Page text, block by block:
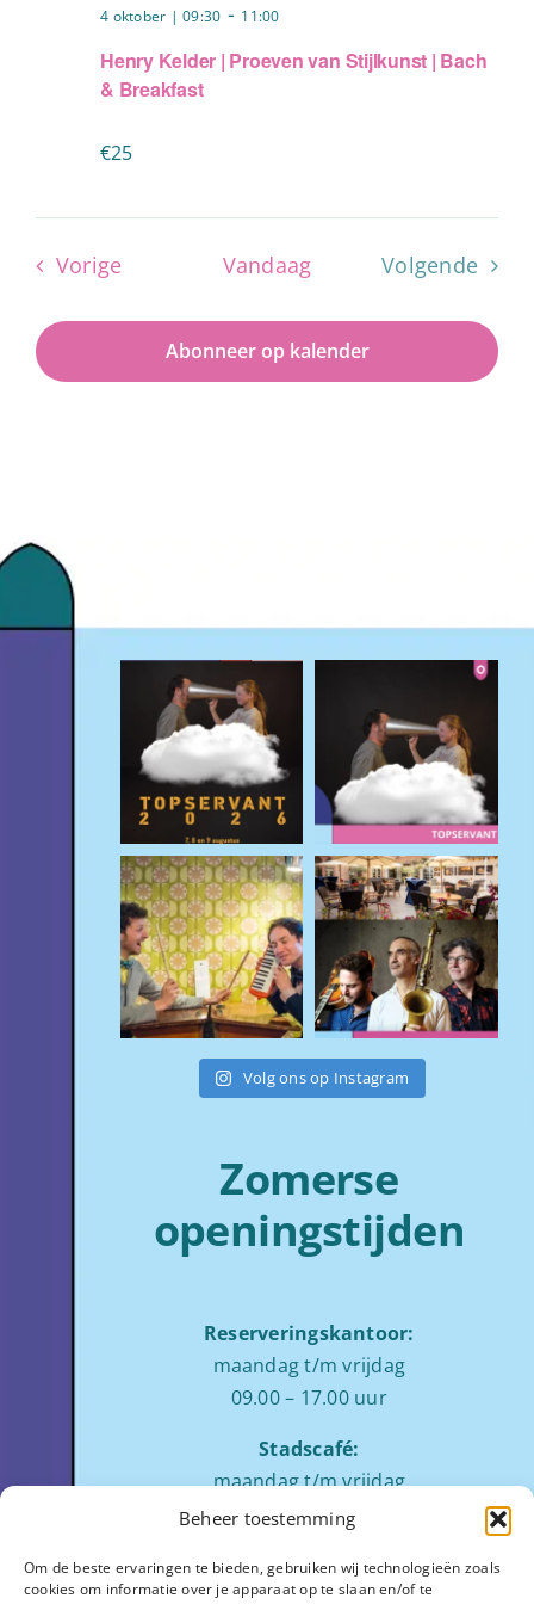
Beheer toestemming
Om de beste ervaringen te bieden, gebruiken wij technologieën zoals
cookies om informatie over je apparaat op te slaan en/of te
Henry Kelder | Proeven van Stijlkunst | Bach
& Breakfast
4 oktober | 09:30 - 11:00
€25
VorigeEvenementenVandaag
Volgende
Abonneer op kalender
Volg ons op Instagram
Zomerse
openingstijden
Reserveringskantoor:
maandag t/m vrijdag
09.00 – 17.00 uur
Stadscafé:
maandag t/m vrijdag
tussen 09:00 – 17:00 uur
Zaalverhuur:
ochtend: 08.00 tot 12.00